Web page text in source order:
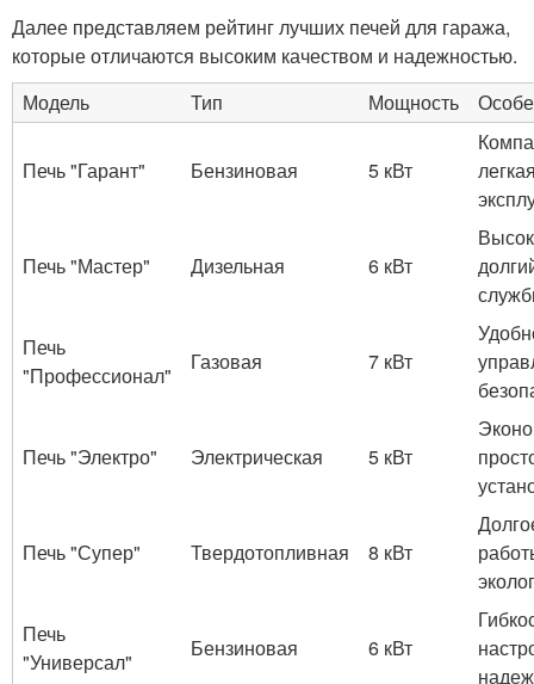
Далее представляем рейтинг лучших печей для гаража,
которые отличаются высоким качеством и надежностью.
Модель
Тип Мощность
Печь "Гарант" Бензиновая 5 кВт
Печь "Мастер" Дизельная 6 кВт
Печь
"Профессионал"
Газовая 7 кВт
Печь "Электро" Электрическая 5 кВт
Печь "Супер" Твердотопливная 8 кВт
Печь
"Универсал"
Бензиновая 6 кВт